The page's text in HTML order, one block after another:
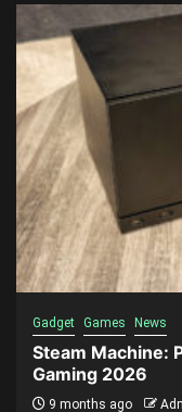
Gadget Games News
Steam Machine:
Gaming 2026
9 months ago